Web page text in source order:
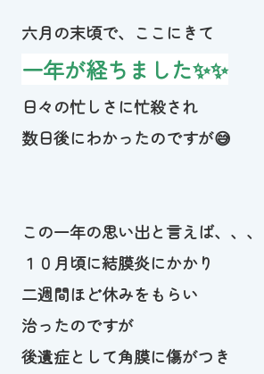
Tel.098-863-
メールでお問い合
体験申し込みはこ
六月の末頃で、ここにきて
一年が経ちました✨✨
日々の忙しさに忙殺され
数日後にわかったのですが😅
この一年の思い出と言えば、、、
１０月頃に結膜炎にかかり
二週間ほど休みをもらい
治ったのですが
後遺症として角膜に傷がつき